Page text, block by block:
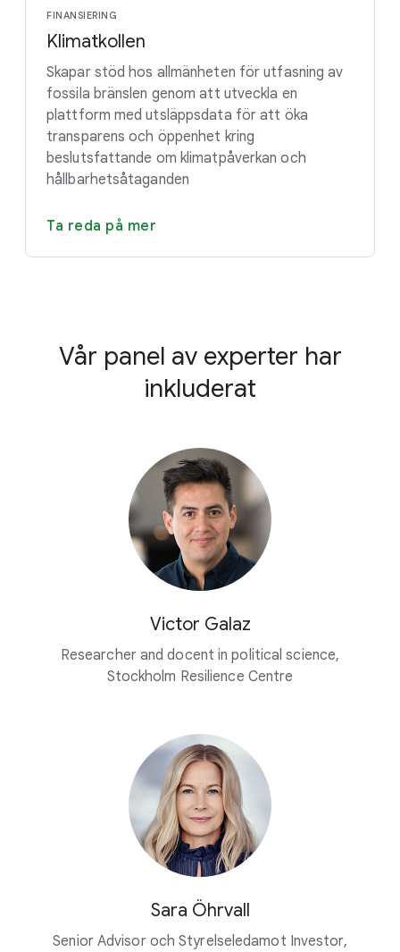
FINANSIERING
Klimatkollen
Skapar stöd hos allmänheten för utfasning av
fossila bränslen genom att utveckla en
plattform med utsläppsdata för att öka
transparens och öppenhet kring
beslutsfattande om klimatpåverkan och
hållbarhetsåtaganden
Ta reda på mer
Vår panel av experter har
inkluderat
Victor Galaz
Researcher and docent in political science,
Stockholm Resilience Centre
Sara Öhrvall
Senior Advisor och Styrelseledamot Investor,